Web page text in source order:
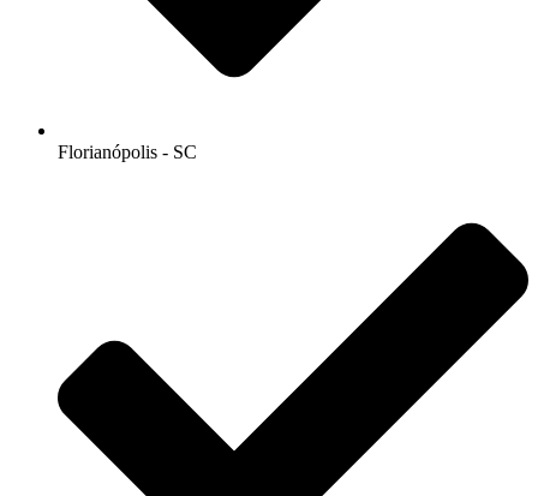
Florianópolis - SC